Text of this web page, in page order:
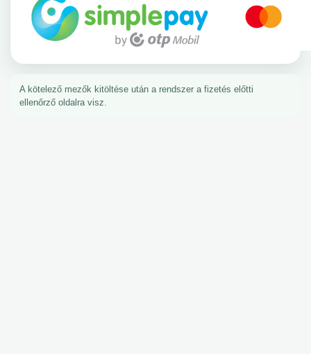
A kötelező mezők kitöltése után a rendszer a fizetés előtti
ellenőrző oldalra visz.